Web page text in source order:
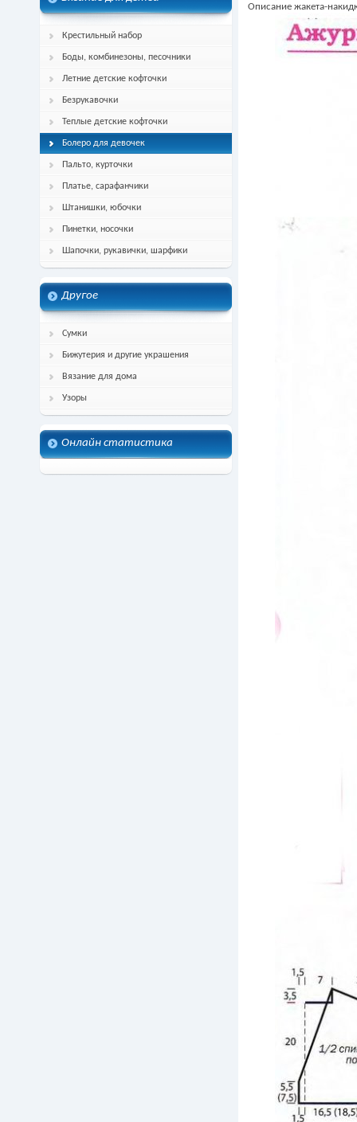
Крестильный набор
Боды, комбинезоны, песочники
Летние детские кофточки
Безрукавочки
Теплые детские кофточки
Болеро для девочек
Пальто, курточки
Платье, сарафанчики
Штанишки, юбочки
Пинетки, носочки
Шапочки, рукавички, шарфики
Другое
Сумки
Бижутерия и другие украшения
Вязание для дома
Узоры
Онлайн статистика
Описание жакета-